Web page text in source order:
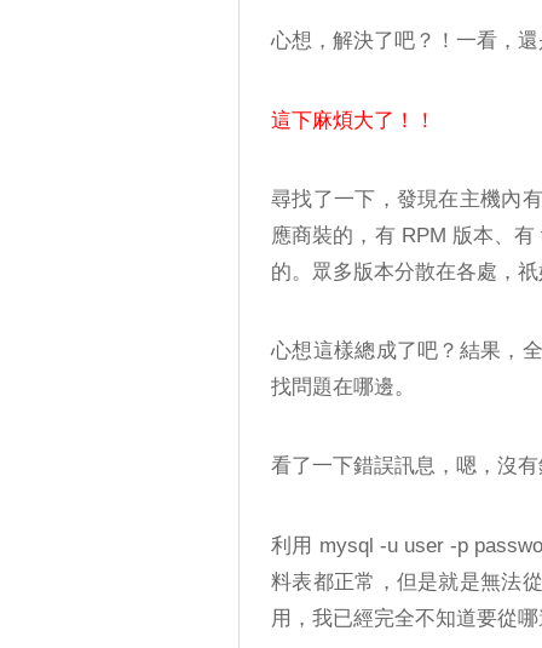
心想，解決了吧？！一看，
這下麻煩大了！！
尋找了一下，發現在主機內
應商裝的，有 RPM 版本、
的。眾多版本分散在各處，
心想這樣總成了吧？結果，
找問題在哪邊。
看了一下錯誤訊息，嗯，沒
利用 mysql -u user -p
料表都正常，但是就是無法
用，我已經完全不知道要從哪